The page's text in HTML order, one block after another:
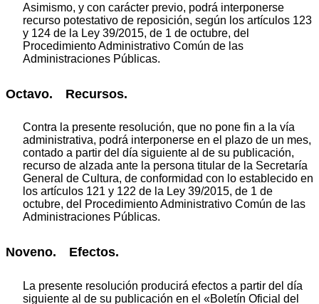
Asimismo, y con carácter previo, podrá interponerse
recurso potestativo de reposición, según los artículos 123
y 124 de la Ley 39/2015, de 1 de octubre, del
Procedimiento Administrativo Común de las
Administraciones Públicas.
Octavo. Recursos.
Contra la presente resolución, que no pone fin a la vía
administrativa, podrá interponerse en el plazo de un mes,
contado a partir del día siguiente al de su publicación,
recurso de alzada ante la persona titular de la Secretaría
General de Cultura, de conformidad con lo establecido en
los artículos 121 y 122 de la Ley 39/2015, de 1 de
octubre, del Procedimiento Administrativo Común de las
Administraciones Públicas.
Noveno. Efectos.
La presente resolución producirá efectos a partir del día
siguiente al de su publicación en el «Boletín Oficial del